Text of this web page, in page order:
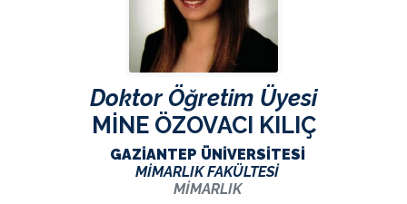
Doktor Öğretim Üyesi
MİNE ÖZOVACI KILIÇ
GAZİANTEP ÜNİVERSİTESİ
MİMARLIK FAKÜLTESİ
MİMARLIK